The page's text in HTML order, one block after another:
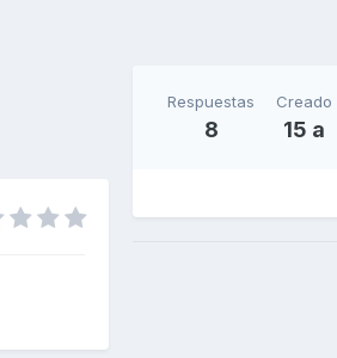
Respuestas
8
Creado
15 a